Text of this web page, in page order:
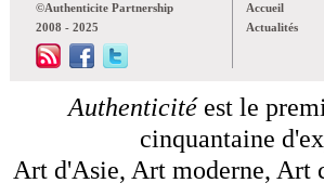
©Authenticite Partnership
2008 - 2025
Accueil
Actualités
Authenticitéest le
cinquantaine
Art d'Asie, Art moderne, Art